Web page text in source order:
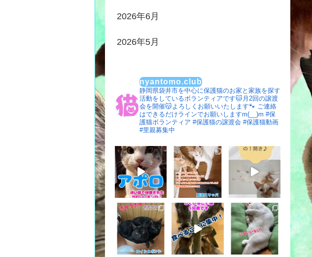
2026年6月
2026年5月
nyantomo.club
静岡県袋井市を中心に保護猫のお家と家族を探す
活動をしているボランティアです🐱月2回の譲渡
会を開催😽よろしくお願いいたします🐾 ご連絡
はできるだけラインでお願いしますm(__)m #保
護猫ボランティア #保護猫の譲渡会 #保護猫動画
#里親募集中